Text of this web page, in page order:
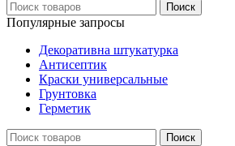
Поиск
Популярные запросы
Декоративна штукатурка
Антисептик
Краски универсальные
Грунтовка
Герметик
Поиск